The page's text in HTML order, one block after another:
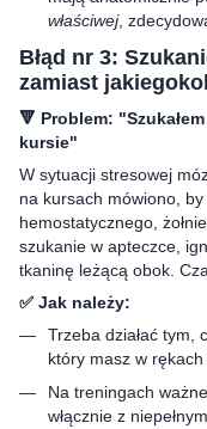
właściwej,
Błąd nr 3:
zamiast
🔻 Problem:
kursie"
W sytuacji stresowej
na kursach mówiono,
hemostatycznego,
szukanie w apteczce,
tkaninę leżącą obok.
✅ Jak należy:
Trzeba działać tym,
który masz w rękach
Na treningach
włącznie z